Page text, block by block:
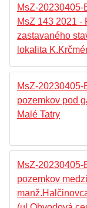
MsZ-
MsZ 143 2021 -
zastavaného
lokalita
MsZ-
pozemkov pod
Malé Tatry
MsZ-20230405-
pozemkov